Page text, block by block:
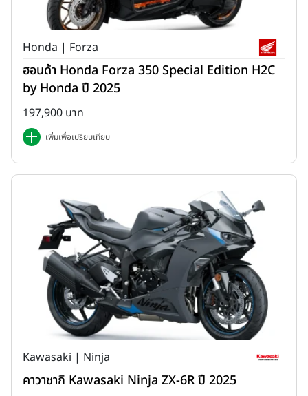
Honda | Forza
ฮอนด้า Honda Forza 350 Special Edition H2C
by Honda ปี 2025
197,900 บาท
เพิ่มเพื่อเปรียบเทียบ
Kawasaki | Ninja
คาวาซากิ Kawasaki Ninja ZX-6R ปี 2025